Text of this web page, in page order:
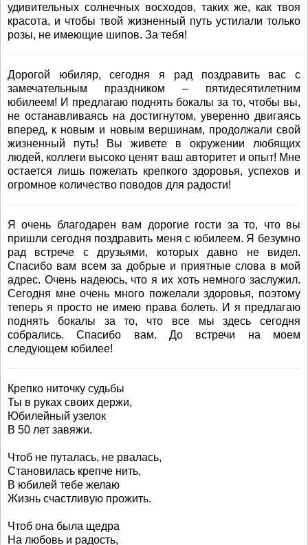
удивительных солнечных восходов, таких же, как твоя
красота, и чтобы твой жизненный путь устилали только
розы, не имеющие шипов. За тебя!
Дорогой юбиляр, сегодня я рад поздравить вас с
замечательным праздником – пятидесятилетним
юбилеем! И предлагаю поднять бокалы за то, чтобы вы,
не останавливаясь на достигнутом, уверенно двигаясь
вперед, к новым и новым вершинам, продолжали свой
жизненный путь! Вы живете в окружении любящих
людей, коллеги высоко ценят ваш авторитет и опыт! Мне
остается лишь пожелать крепкого здоровья, успехов и
огромное количество поводов для радости!
Я очень благодарен вам дорогие гости за то, что вы
пришли сегодня поздравить меня с юбилеем. Я безумно
рад встрече с друзьями, которых давно не видел.
Спасибо вам всем за добрые и приятные слова в мой
адрес. Очень надеюсь, что я их хоть немного заслужил.
Сегодня мне очень много пожелали здоровья, поэтому
теперь я просто не имею права болеть. И я предлагаю
поднять бокалы за то, что все мы здесь сегодня
собрались. Спасибо вам. До встречи на моем
следующем юбилее!
Крепко ниточку судьбы
Ты в руках своих держи,
Юбилейный узелок
В 50 лет завяжи.
Чтоб не путалась, не рвалась,
Становилась крепче нить,
В юбилей тебе желаю
Жизнь счастливую прожить.
Чтоб она была щедра
На любовь и радость,